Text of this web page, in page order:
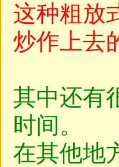
这种粗放
炒作上去
其中还有
时间。
在其他地